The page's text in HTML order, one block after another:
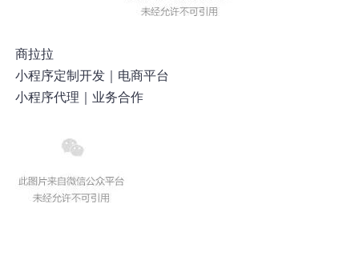
商拉拉
小程序定制开发｜电商平台
小程序代理｜业务合作